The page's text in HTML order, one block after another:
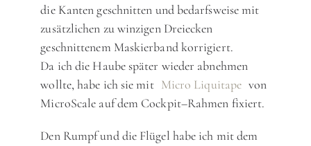
die Kanten geschnitten und bedarfsweise mit
zusätzlichen zu winzigen Dreiecken
geschnittenem Maskierband korrigiert.
Da ich die Haube später wieder abnehmen
wollte, habe ich sie mit Micro Liquitape von
MicroScale auf dem Cockpit–Rahmen fixiert.
Den Rumpf und die Flügel habe ich mit dem